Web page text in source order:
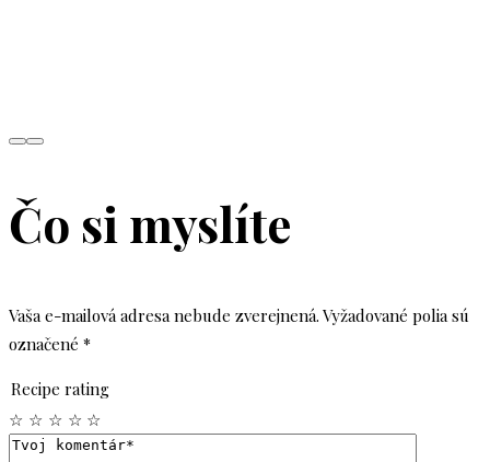
Čo si myslíte
Vaša e-mailová adresa nebude zverejnená. Vyžadované polia sú
označené *
Recipe rating
☆
☆
☆
☆
☆